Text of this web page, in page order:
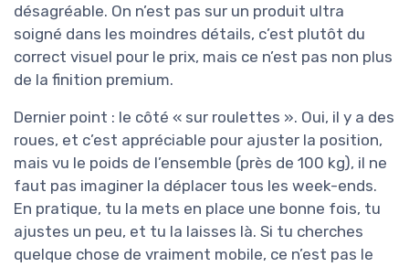
désagréable. On n’est pas sur un produit ultra
soigné dans les moindres détails, c’est plutôt du
correct visuel pour le prix, mais ce n’est pas non plus
de la finition premium.
Dernier point : le côté « sur roulettes ». Oui, il y a des
roues, et c’est appréciable pour ajuster la position,
mais vu le poids de l’ensemble (près de 100 kg), il ne
faut pas imaginer la déplacer tous les week-ends.
En pratique, tu la mets en place une bonne fois, tu
ajustes un peu, et tu la laisses là. Si tu cherches
quelque chose de vraiment mobile, ce n’est pas le